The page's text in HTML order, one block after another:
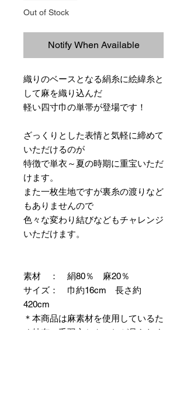
Out of Stock
Notify When Available
織りのベースとなる絹糸に絵緯糸と
して麻を織り込んだ
軽い四寸巾の単帯が登場です！
ざっくりとした表情と気軽に締めて
いただけるのが
特徴で単衣～夏の時期に重宝いただ
けます。
また一枚生地ですが裏糸の渡りなど
もありませんので
色々な変わり結びなどもチャレンジ
いただけます。
素材 ： 絹80％ 麻20％
サイズ： 巾約16cm 長さ約
420cm
＊本商品は麻素材を使用しているた
め特有の毛羽立ちやふしが見られま